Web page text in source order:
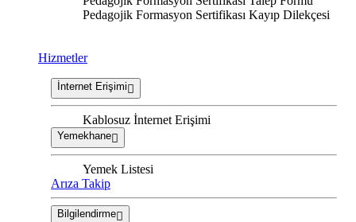
Pedagojik Formasyon Sertifikası Kayıp Dilekçesi
Hizmetler
İnternet Erişimi
Kablosuz İnternet Erişimi
Yemekhane
Yemek Listesi
Arıza Takip
Bilgilendirme